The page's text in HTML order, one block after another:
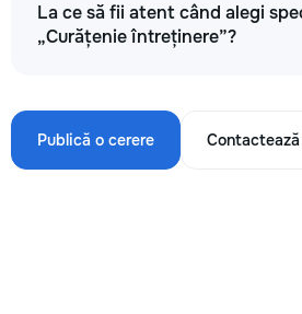
La ce să fii atent când alegi
„Curățenie întreținere”?
Publică o cerere